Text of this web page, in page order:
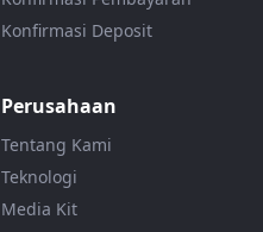
Konfirmasi Deposit
Perusahaan
Tentang Kami
Teknologi
Media Kit